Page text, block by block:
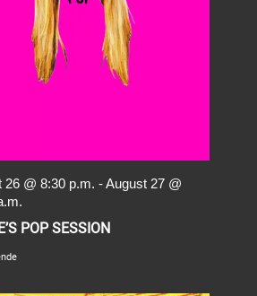
POP SESSION
26 @ 8:30 p.m. -August 27 @